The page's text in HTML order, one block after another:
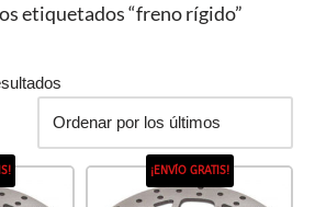
etiquetados “freno rígido”
¡ENVÍO GRATIS!